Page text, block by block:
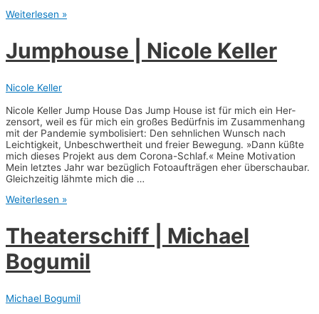
Ume
Johan­
Mair­
ho­
fer
Weiterlesen »
Jum­phouse | Nico­le Keller
Nicole Keller
Nico­le Kel­ler Jump House Das Jump House ist für mich ein Her­
zens­ort, weil es für mich ein gro­ßes Bedürf­nis im Zusam­men­hang
mit der Pan­de­mie sym­bo­li­siert: Den sehn­li­chen Wunsch nach
Leich­tig­keit, Unbe­schwert­heit und frei­er Bewe­gung. »Dann küß­te
mich die­ses Pro­jekt aus dem Coro­na-Schlaf.« Mei­ne Moti­va­ti­on
Mein letz­tes Jahr war bezüg­lich Foto­auf­trä­gen eher über­schau­bar.
Gleich­zei­tig lähm­te mich die …
Jum­
Nico­
le
Kel­
ler
Weiterlesen »
Thea­ter­schiff | Micha­el
Bogumil
Michael Bogumil